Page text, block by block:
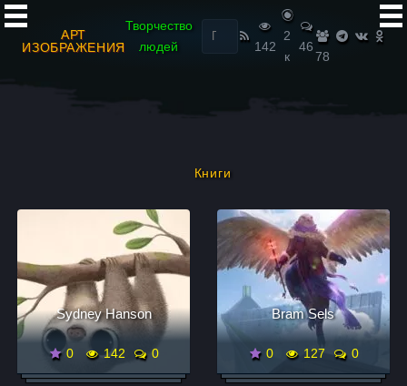
АРТ
ИЗОБРАЖЕНИЯ
Творчество
людей
Найти:
142
2
к
46
78
Книги
Sydney Hanson
0 142 0
Bram Sels
0 127 0